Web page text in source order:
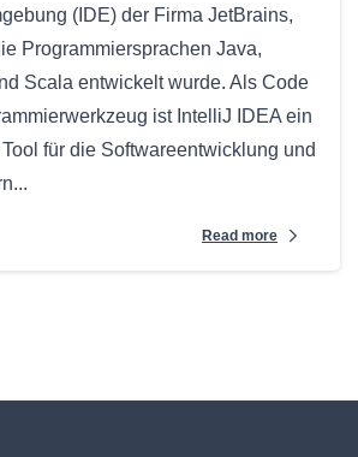
(IDE) der Firma JetBrains,
Programmiersprachen Java,
Scala entwickelt wurde. Als Code
ist IntelliJ IDEA ein
für die Softwareentwicklung und
Read more